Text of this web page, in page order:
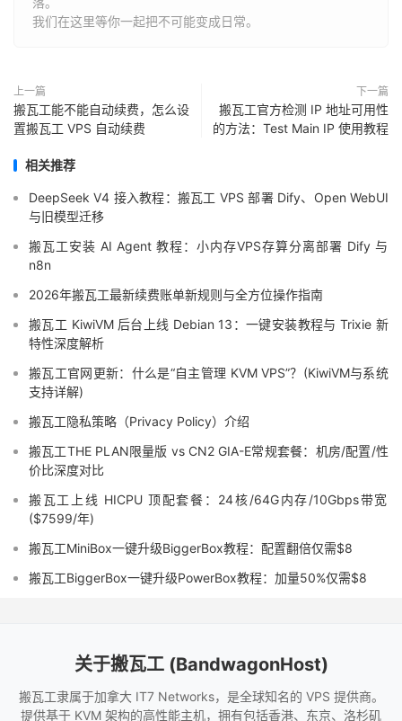
我们在这里等你一起把不可能变成日常。
上一篇
搬瓦工能不能自动续费，怎么设
置搬瓦工 VPS 自动续费
下一篇
搬瓦工官方检测 IP 地址可用性
的方法：Test Main IP 使用教程
相关推荐
DeepSeek V4 接入教程：搬瓦工 VPS 部署 Dify、Open WebUI
与旧模型迁移
搬瓦工安装 AI Agent 教程：小内存VPS存算分离部署 Dify 与
n8n
2026年搬瓦工最新续费账单新规则与全方位操作指南
搬瓦工 KiwiVM 后台上线 Debian 13：一键安装教程与 Trixie 新
特性深度解析
搬瓦工官网更新：什么是“自主管理 KVM VPS”？(KiwiVM与系统
支持详解)
搬瓦工隐私策略（Privacy Policy）介绍
搬瓦工THE PLAN限量版 vs CN2 GIA-E常规套餐：机房/配置/性
价比深度对比
搬瓦工上线 HICPU 顶配套餐：24核/64G内存/10Gbps带宽
($7599/年)
搬瓦工MiniBox一键升级BiggerBox教程：配置翻倍仅需$8
搬瓦工BiggerBox一键升级PowerBox教程：加量50%仅需$8
关于搬瓦工 (BandwagonHost)
搬瓦工隶属于加拿大 IT7 Networks，是全球知名的 VPS 提供商。
提供基于 KVM 架构的高性能主机，拥有包括香港、东京、洛杉矶